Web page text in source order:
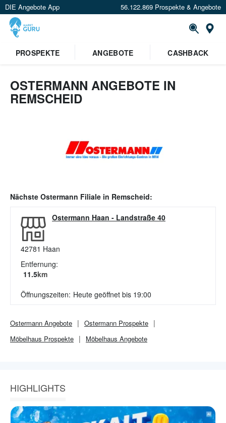
DIE Angebote App 56.122.869 Prospekte & Angebote
PROSPEKTE
ANGEBOTE CASHBACK
OSTERMANN ANGEBOTE IN
REMSCHEID
Nächste Ostermann Filiale in Remscheid:
Ostermann Haan - Landstraße 40
42781 Haan
Entfernung:
11.5km
Öffnungszeiten: Heute geöffnet bis 19:00
Ostermann Angebote Ostermann Prospekte
Möbelhaus Prospekte Möbelhaus Angebote
HIGHLIGHTS